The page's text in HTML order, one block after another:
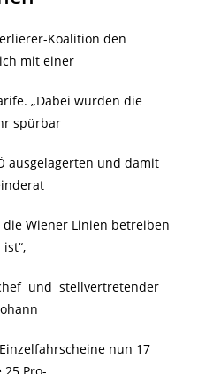
Koalition den
mit einer
„Dabei wurden die
spürbar
ausgelagerten und damit
Wiener Linien betreiben
und stellvertretender
nun 17